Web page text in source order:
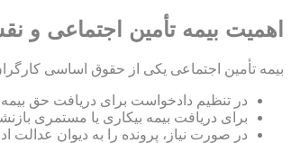
اهمیت بیمه تأمین اجتماعی
بیمه تأمین اجتماعی یکی از حقوق اساسی
در تنظیم دادخواست برای دریافت حق
برای دریافت بیمه بیکاری یا مستمری
در صورت نیاز، پرونده را به دیوان عدالت